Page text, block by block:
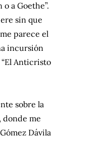
a Goethe”.
sin que
parece el
incursión
Anticristo
sobre la
donde me
Dávila